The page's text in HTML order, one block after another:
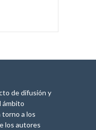
de difusión y
ámbito
torno a los
los autores